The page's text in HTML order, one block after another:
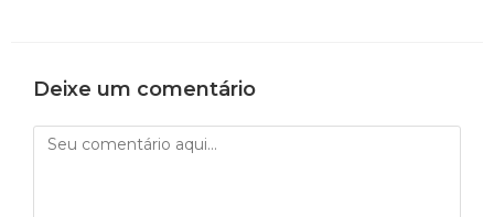
Deixe um comentário